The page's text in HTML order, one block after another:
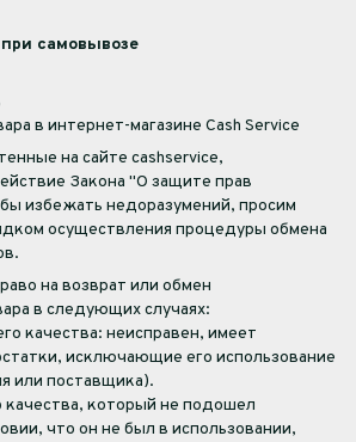
самовывозе
в интернет-магазине Cash Service
на сайте cashservice,
Закона "О защите прав
избежать недоразумений, просим
осуществления процедуры обмена
на возврат или обмен
в следующих случаях:
качества: неисправен, имеет
исключающие его использование
или поставщика).
который не подошел
что он не был в использовании,